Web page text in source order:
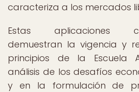
caracteriza a los mercados
Estas aplicaciones
demuestran la vigencia y
principios de la Escuela
análisis de los desafíos
y en la formulación de